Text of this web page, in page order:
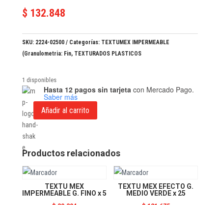
$ 132.848
SKU: 2224-02500 Categorías: TEXTUMEX IMPERMEABLE
(Granulometria: Fin, TEXTURADOS PLASTICOS
1 disponibles
Hasta 12 pagos sin tarjetacon Mercado Pago.
Saber más
TEXTU
MEX
IMPERMEABLE
G.
x
cantidad
Añadir al carrito
Productos relacionados
TEXTU MEX
IMPERMEABLE G. FINO x 5
TEXTU MEX EFECTO G.
MEDIO VERDE x 25